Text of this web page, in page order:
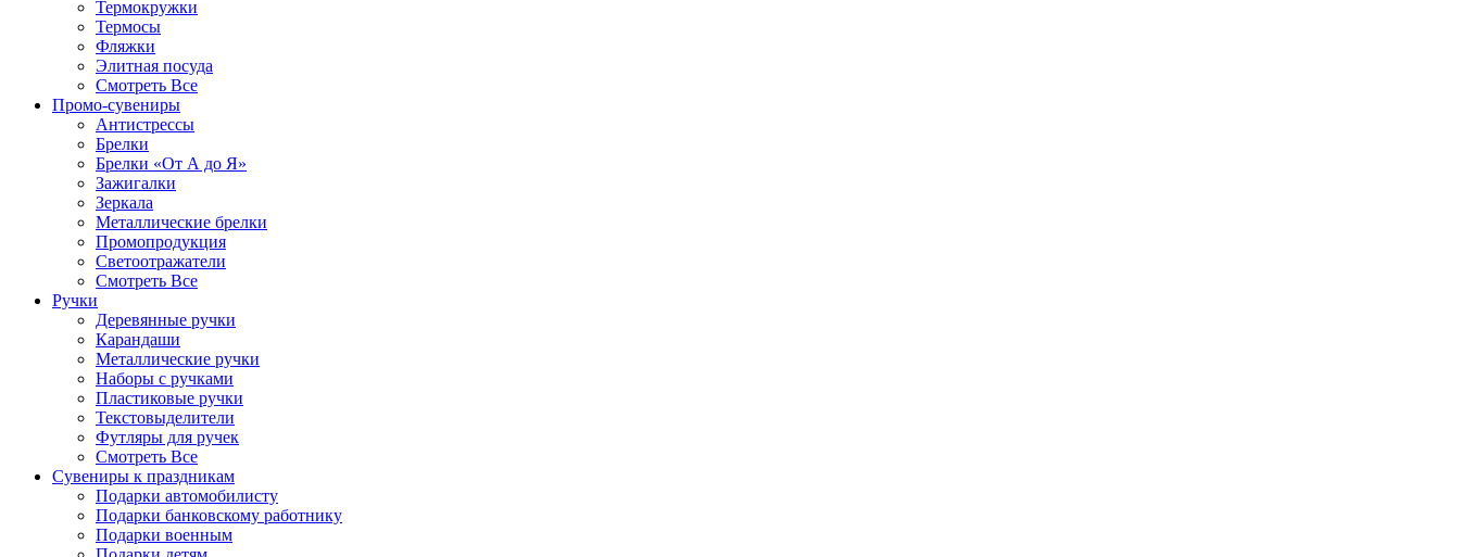
Термокружки
Термосы
Фляжки
Элитная посуда
Смотреть Все
Промо-сувениры
Антистрессы
Брелки
Брелки «От А до Я»
Зажигалки
Зеркала
Металлические брелки
Промопродукция
Светоотражатели
Смотреть Все
Ручки
Деревянные ручки
Карандаши
Металлические ручки
Наборы с ручками
Пластиковые ручки
Текстовыделители
Футляры для ручек
Смотреть Все
Сувениры к праздникам
Подарки автомобилисту
Подарки банковскому работнику
Подарки военным